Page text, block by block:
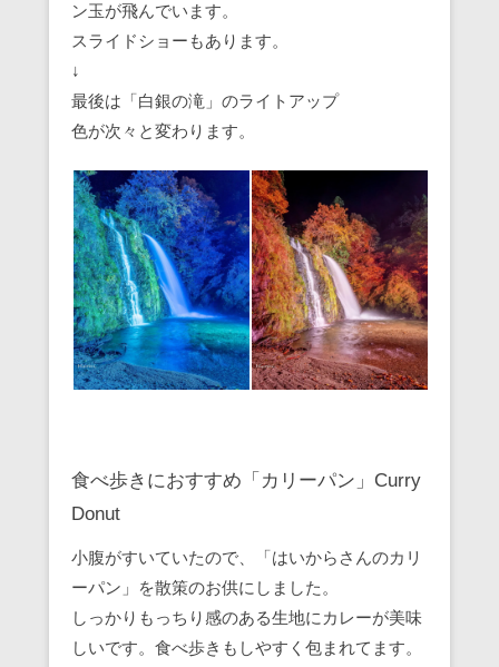
ン玉が飛んでいます。
スライドショーもあります。
↓
最後は「白銀の滝」のライトアップ
色が次々と変わります。
食べ歩きにおすすめ「カリーパン」Curry
Donut
小腹がすいていたので、「はいからさんのカリ
ーパン」を散策のお供にしました。
しっかりもっちり感のある生地にカレーが美味
しいです。食べ歩きもしやすく包まれてます。